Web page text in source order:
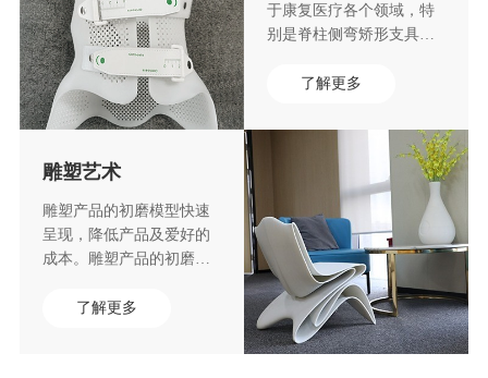
于康复医疗各个领域，特
别是脊柱侧弯矫形支具打
了解更多
雕塑艺术
雕塑产品的初磨模型快速
呈现，降低产品及爱好的
成本。雕塑产品的初磨模
爱好的成本。雕塑产品的
了解更多